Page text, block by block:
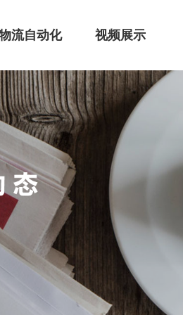
流自动化 视频展示